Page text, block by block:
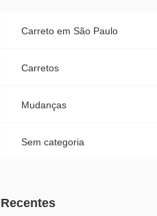
Carreto em São Paulo
Carretos
Mudanças
Sem categoria
Recentes